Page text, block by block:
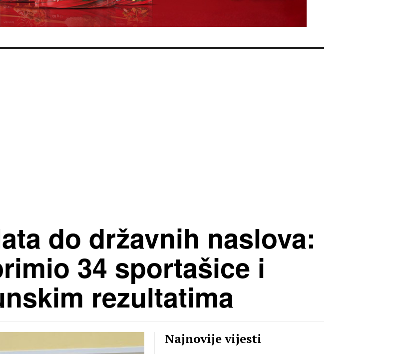
do državnih naslova:
34 sportašice i
rezultatima
Najnovije vijesti